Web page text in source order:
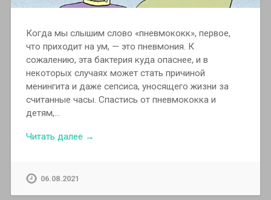
Когда мы слышим слово «пневмококк», первое,
что приходит на ум, — это пневмония. К
сожалению, эта бактерия куда опаснее, и в
некоторых случаях может стать причиной
менингита и даже сепсиса, уносящего жизни за
считанные часы. Спастись от пневмококка и
детям,…
Читать далее →
06.08.2021